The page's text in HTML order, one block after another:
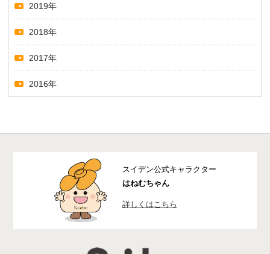
2019年
2018年
2017年
2016年
スイデン公式キャラクター
はねむちゃん
詳しくはこちら